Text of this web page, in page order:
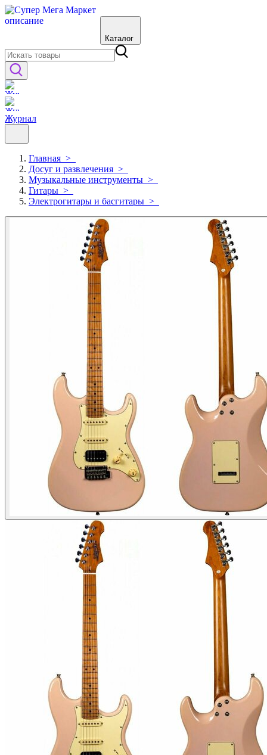
Каталог
Журнал
Главная >
Досуг и развлечения >
Музыкальные инструменты >
Гитары >
Электрогитары и басгитары >